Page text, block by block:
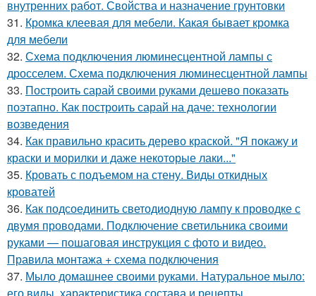
внутренних работ. Свойства и назначение грунтовки
31. Кромка клеевая для мебели. Какая бывает кромка
для мебели
32. Схема подключения люминесцентной лампы с
дросселем. Схема подключения люминесцентной лампы
33. Построить сарай своими руками дешево показать
поэтапно. Как построить сарай на даче: технологии
возведения
34. Как правильно красить дерево краской. "Я покажу и
краски и морилки и даже некоторые лаки..."
35. Кровать с подъемом на стену. Виды откидных
кроватей
36. Как подсоединить светодиодную лампу к проводке с
двумя проводами. Подключение светильника своими
руками — пошаговая инструкция с фото и видео.
Правила монтажа + схема подключения
37. Мыло домашнее своими руками. Натуральное мыло: